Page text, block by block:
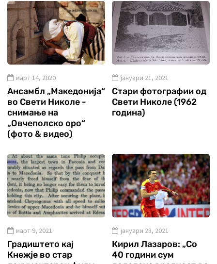
март 14, 2020
Ансамбл „Македонија“
во Свети Николе -
снимање на
„Овчеполско оро“
(фото & видео)
јануари 21, 2021
Стари фотографии од
Свети Николе (1962
година)
март 9, 2021
Градиштето кај
Кнежје во стар
јануари 23, 2021
Кирил Лазаров: „Со
40 години сум